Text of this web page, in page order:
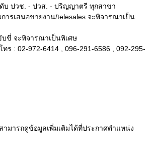
บ ปวช. - ปวส. - ปริญญาตรี ทุกสาขา
ารเสนอขายงาน/telesales จะพิจารณาเป็น
ขี่ จะพิจารณาเป็นพิเศษ
ร : 02-972-6414 , 096-291-6586 , 092-295-
มารถดูข้อมูลเพิ่มเติมได้ที่ประกาศตำแหน่ง